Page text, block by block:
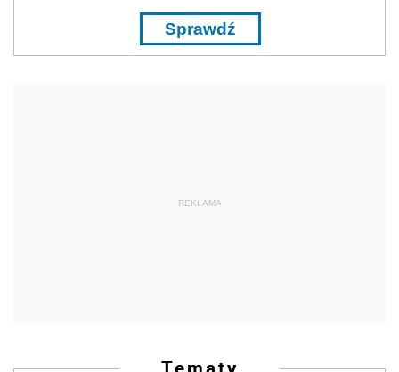
Sprawdź
REKLAMA